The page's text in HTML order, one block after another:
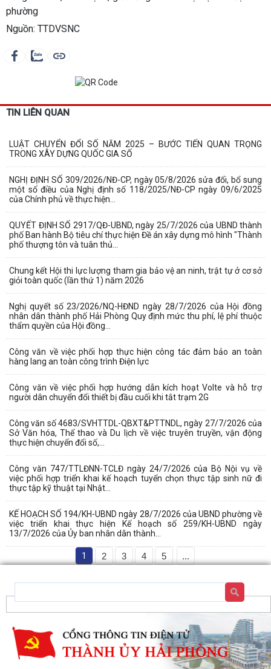
phường
Nguồn: TTDVSNC
TIN LIÊN QUAN
LUẬT CHUYỂN ĐỔI SỐ NĂM 2025 – BƯỚC TIẾN QUAN TRỌNG
TRONG XÂY DỰNG QUỐC GIA SỐ
NGHỊ ĐỊNH SỐ 309/2026/NĐ-CP, ngày 05/8/2026 sửa đổi, bổ sung
một số điều của Nghị định số 118/2025/NĐ-CP ngày 09/6/2025
của Chính phủ về thực hiện...
QUYẾT ĐỊNH SỐ 2917/QĐ-UBND, ngày 25/7/2026 của UBND thành
phố Ban hành Bộ tiêu chí thực hiện Đề án xây dựng mô hình "Thành
phố thượng tôn và tuân thủ...
Chung kết Hội thi lực lượng tham gia bảo vệ an ninh, trật tự ở cơ sở
giỏi toàn quốc (lần thứ 1) năm 2026
Nghị quyết số 23/2026/NQ-HĐND ngày 28/7/2026 của Hội đồng
nhân dân thành phố Hải Phòng Quy định mức thu phí, lệ phí thuộc
thẩm quyền của Hội đồng...
Công văn về việc phối hợp thực hiện công tác đảm bảo an toàn
hàng lang an toàn công trình Điện lực
Công văn về việc phối hợp hướng dẫn kích hoạt Volte và hỗ trợ
người dân chuyển đổi thiết bị đầu cuối khi tắt trạm 2G
Công văn số 4683/SVHTTDL-QBXT&PTTNDL, ngày 27/7/2026 của
Sở Văn hóa, Thể thao và Du lịch về việc truyên truyền, vận động
thực hiện chuyển đổi số,...
Công văn 747/TTLĐNN-TCLĐ ngày 24/7/2026 của Bộ Nội vụ về
việc phối hợp triển khai kế hoạch tuyển chọn thực tập sinh nữ đi
thực tập kỹ thuật tại Nhật...
KẾ HOẠCH SỐ 194/KH-UBND ngày 28/7/2026 của UBND phường về
việc triển khai thực hiện Kế hoạch số 259/KH-UBND ngày
13/7/2026 của Ủy ban nhân dân thành...
1 2 3 4 5 ...